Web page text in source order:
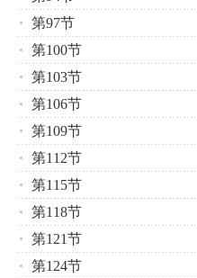
第97节
第100节
第103节
第106节
第109节
第112节
第115节
第118节
第121节
第124节